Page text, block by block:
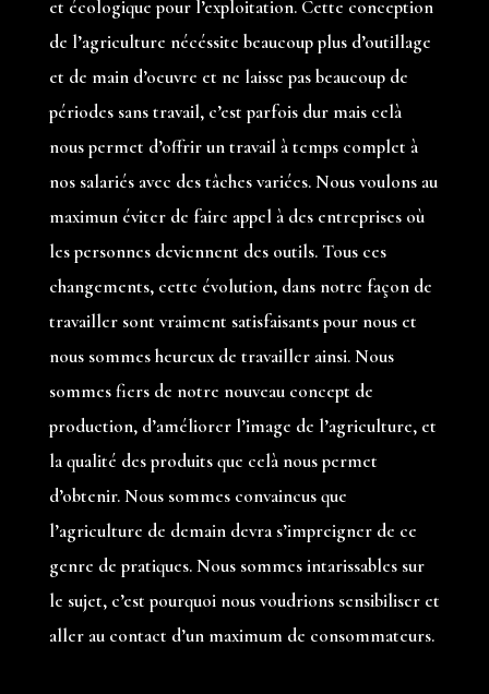
et écologique pour l’exploitation. Cette conception
de l’agriculture nécéssite beaucoup plus d’outillage
et de main d’oeuvre et ne laisse pas beaucoup de
périodes sans travail, c’est parfois dur mais celà
nous permet d’offrir un travail à temps complet à
nos salariés avec des tâches variées. Nous voulons au
maximun éviter de faire appel à des entreprises où
les personnes deviennent des outils. Tous ces
changements, cette évolution, dans notre façon de
travailler sont vraiment satisfaisants pour nous et
nous sommes heureux de travailler ainsi. Nous
sommes fiers de notre nouveau concept de
production, d’améliorer l’image de l’agriculture, et
la qualité des produits que celà nous permet
d’obtenir. Nous sommes convaincus que
l’agriculture de demain devra s’impreigner de ce
genre de pratiques. Nous sommes intarissables sur
le sujet, c’est pourquoi nous voudrions sensibiliser et
aller au contact d’un maximum de consommateurs.